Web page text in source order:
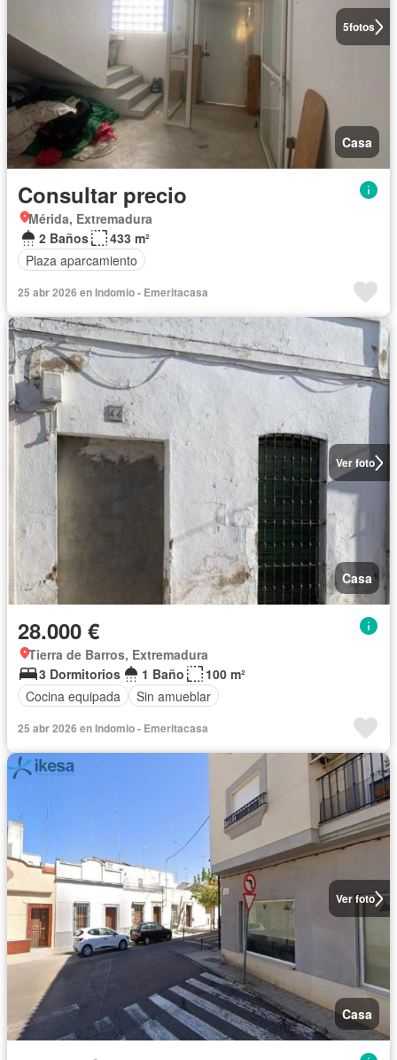
5fotos
Casa
Consultar precio
Mérida, Extremadura
2 Baños
433 m²
Plaza aparcamiento
25 abr 2026 en Indomio - Emeritacasa
Ver foto
Casa
28.000 €
Tierra de Barros, Extremadura
3 Dormitorios
1 Baño
100 m²
Cocina equipada
Sin amueblar
25 abr 2026 en Indomio - Emeritacasa
Ver foto
Casa